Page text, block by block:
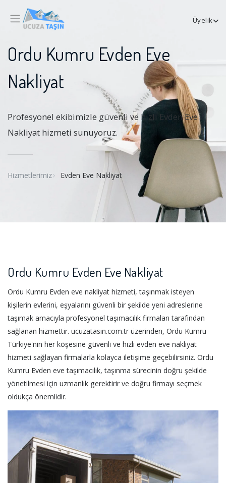
Üyelik
Ordu Kumru Evden Eve
Nakliyat
Profesyonel ekibimizle güvenli ve hızlı Evden Eve
Nakliyat hizmeti sunuyoruz.
Hizmetlerimiz Evden Eve Nakliyat
Ordu Kumru Evden Eve Nakliyat
Ordu Kumru Evden eve nakliyat hizmeti, taşınmak isteyen
kişilerin evlerini, eşyalarını güvenli bir şekilde yeni adreslerine
taşımak amacıyla profesyonel taşımacılık firmaları tarafından
sağlanan hizmettir. ucuzatasin.com.tr üzerinden, Ordu Kumru
Türkiye'nin her köşesine güvenli ve hızlı evden eve nakliyat
hizmeti sağlayan firmalarla kolayca iletişime geçebilirsiniz. Ordu
Kumru Evden eve taşımacılık, taşınma sürecinin doğru şekilde
yönetilmesi için uzmanlık gerektirir ve doğru firmayı seçmek
oldukça önemlidir.